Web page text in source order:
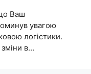
Ваш
увагою
логістики.
в…